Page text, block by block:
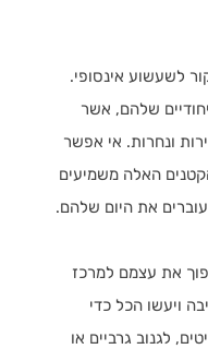
לשעשוע אינסופי.
שלהם, אשר
ונחרות. אי אפשר
האלה משמיעים
את היום שלהם.
את עצמם למרכז
ויעשו הכל כדי
לגנוב גרביים או